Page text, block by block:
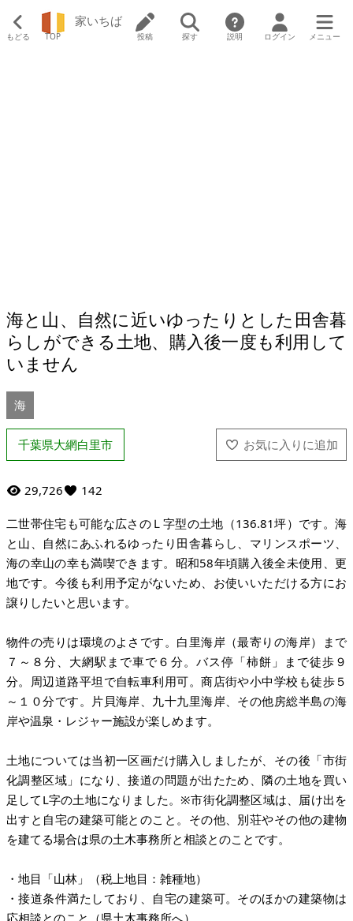
もどる TOP
家いちば
投稿 探す 説明 ログイン メニュー
海と山、自然に近いゆったりとした田舎暮
らしができる土地、購入後一度も利用して
いません
海
千葉県大網白里市
29,726 142
二世帯住宅も可能な広さのＬ字型の土地（136.81坪）です。海
と山、自然にあふれるゆったり田舎暮らし、マリンスポーツ、
海の幸山の幸も満喫できます。昭和58年頃購入後全未使用、更
地です。今後も利用予定がないため、お使いいただける方にお
譲りしたいと思います。
物件の売りは環境のよさです。白里海岸（最寄りの海岸）まで
７～８分、大網駅まで車で６分。バス停「柿餅」まで徒歩９
分。周辺道路平坦で自転車利用可。商店街や小中学校も徒歩５
～１０分です。片貝海岸、九十九里海岸、その他房総半島の海
岸や温泉・レジャー施設が楽しめます。
土地については当初一区画だけ購入しましたが、その後「市街
化調整区域」になり、接道の問題が出たため、隣の土地を買い
足してL字の土地になりました。※市街化調整区域は、届け出を
出すと自宅の建築可能とのこと。その他、別荘やその他の建物
を建てる場合は県の土木事務所と相談とのことです。
・地目「山林」（税上地目：雑種地）
・接道条件満たしており、自宅の建築可。そのほかの建築物は
応相談とのこと（県土木事務所へ） 。